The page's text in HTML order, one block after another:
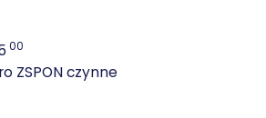
00
ZSPON czynne